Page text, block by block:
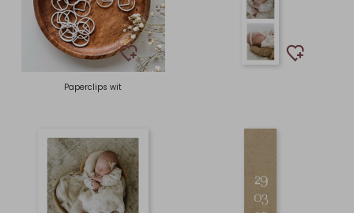
Paperclips wit